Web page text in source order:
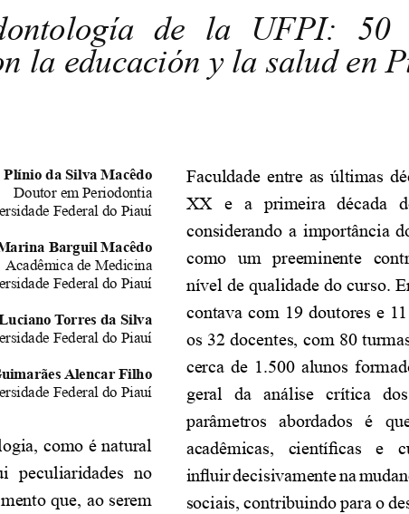
de  la  UFPI:  50
la educación y la salud en
Plínio da Silva Macêdo
Doutor em Periodontia
Federal do Piauí
Barguil Macêdo
Acadêmica de Medicina
Federal do Piauí
Torres da Silva
Federal do Piauí
Alencar Filho
Federal do Piauí
como é natural
peculiaridades  no
que, ao serem
Faculdade  entre  as  últimas
XX   e   a   primeira   década
considerando  a  importância
como   um   preeminente
nível de qualidade do curso.
contava com 19 doutores e
os 32 docentes, com 80
cerca de 1.500 alunos
geral   da   análise   crítica
parâmetros   abordados   é
acadêmicas,  científicas  e
influir decisivamente na
sociais, contribuindo para o